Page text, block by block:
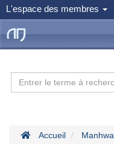
L'espace des membres
Accueil Manhwa